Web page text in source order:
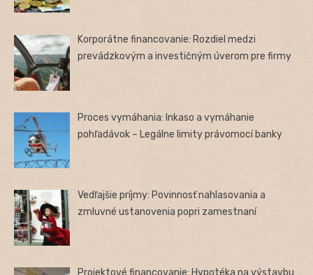
Korporátne financovanie: Rozdiel medzi
prevádzkovým a investičným úverom pre firmy
Proces vymáhania: Inkaso a vymáhanie
pohľadávok – Legálne limity právomocí banky
Vedľajšie príjmy: Povinnosť nahlasovania a
zmluvné ustanovenia popri zamestnaní
Projektové financovanie: Hypotéka na výstavbu